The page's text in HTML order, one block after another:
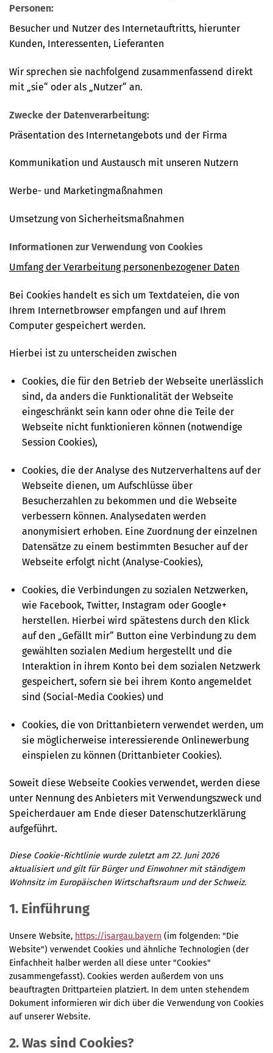
Personen:
Besucher und Nutzer des Internetauftritts, hierunter
Kunden, Interessenten, Lieferanten
Wir sprechen sie nachfolgend zusammenfassend direkt
mit „sie“ oder als „Nutzer“ an.
Zwecke der Datenverarbeitung:
Präsentation des Internetangebots und der Firma
Kommunikation und Austausch mit unseren Nutzern
Werbe- und Marketingmaßnahmen
Umsetzung von Sicherheitsmaßnahmen
Informationen zur Verwendung von Cookies
Umfang der Verarbeitung personenbezogener Daten
Bei Cookies handelt es sich um Textdateien, die von
Ihrem Internetbrowser empfangen und auf Ihrem
Computer gespeichert werden.
Hierbei ist zu unterscheiden zwischen
Cookies, die für den Betrieb der Webseite unerlässlich
sind, da anders die Funktionalität der Webseite
eingeschränkt sein kann oder ohne die Teile der
Webseite nicht funktionieren können (notwendige
Session Cookies),
Cookies, die der Analyse des Nutzerverhaltens auf der
Webseite dienen, um Aufschlüsse über
Besucherzahlen zu bekommen und die Webseite
verbessern können. Analysedaten werden
anonymisiert erhoben. Eine Zuordnung der einzelnen
Datensätze zu einem bestimmten Besucher auf der
Webseite erfolgt nicht (Analyse-Cookies),
Cookies, die Verbindungen zu sozialen Netzwerken,
wie Facebook, Twitter, Instagram oder Google+
herstellen. Hierbei wird spätestens durch den Klick
auf den „Gefällt mir“ Button eine Verbindung zu dem
gewählten sozialen Medium hergestellt und die
Interaktion in ihrem Konto bei dem sozialen Netzwerk
gespeichert, sofern sie bei ihrem Konto angemeldet
sind (Social-Media Cookies) und
Cookies, die von Drittanbietern verwendet werden, um
sie möglicherweise interessierende Onlinewerbung
einspielen zu können (Drittanbieter Cookies).
Soweit diese Webseite Cookies verwendet, werden diese
unter Nennung des Anbieters mit Verwendungszweck und
Speicherdauer am Ende dieser Datenschutzerklärung
aufgeführt.
Diese Cookie-Richtlinie wurde zuletzt am 22. Juni 2026
aktualisiert und gilt für Bürger und Einwohner mit ständigem
Wohnsitz im Europäischen Wirtschaftsraum und der Schweiz.
1. Einführung
Unsere Website, https://isargau.bayern (im folgenden: "Die
Website") verwendet Cookies und ähnliche Technologien (der
Einfachheit halber werden all diese unter "Cookies"
zusammengefasst). Cookies werden außerdem von uns
beauftragten Drittparteien platziert. In dem unten stehendem
Dokument informieren wir dich über die Verwendung von Cookies
auf unserer Website.
2. Was sind Cookies?